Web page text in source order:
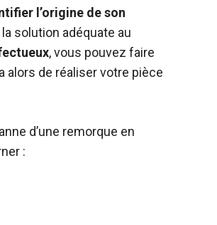
l’origine de son
solution adéquate au
, vous pouvez faire
alors de réaliser votre pièce
d’une remorque en
: